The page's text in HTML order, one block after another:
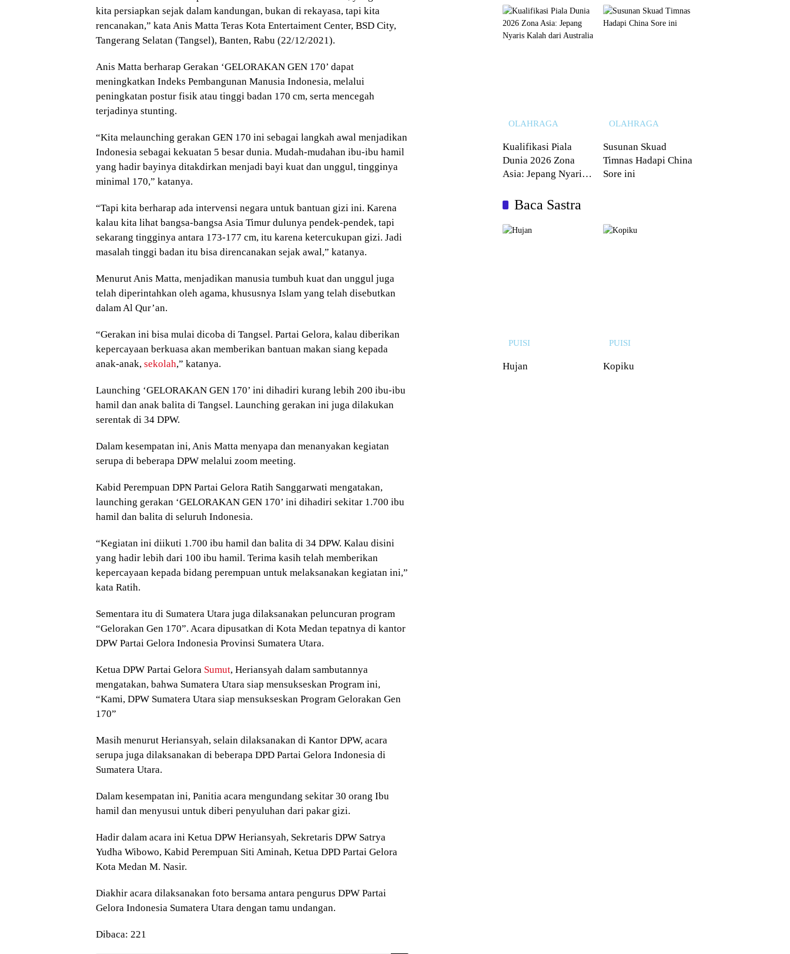
kita persiapkan sejak dalam kandungan, bukan di rekayasa, tapi kita
rencanakan,” kata Anis Matta Teras Kota Entertaiment Center, BSD City,
Tangerang Selatan (Tangsel), Banten, Rabu (22/12/2021).
Anis Matta berharap Gerakan ‘GELORAKAN GEN 170’ dapat
meningkatkan Indeks Pembangunan Manusia Indonesia, melalui
peningkatan postur fisik atau tinggi badan 170 cm, serta mencegah
terjadinya stunting.
“Kita melaunching gerakan GEN 170 ini sebagai langkah awal menjadikan
Indonesia sebagai kekuatan 5 besar dunia. Mudah-mudahan ibu-ibu hamil
yang hadir bayinya ditakdirkan menjadi bayi kuat dan unggul, tingginya
minimal 170,” katanya.
“Tapi kita berharap ada intervensi negara untuk bantuan gizi ini. Karena
kalau kita lihat bangsa-bangsa Asia Timur dulunya pendek-pendek, tapi
sekarang tingginya antara 173-177 cm, itu karena ketercukupan gizi. Jadi
masalah tinggi badan itu bisa direncanakan sejak awal,” katanya.
Menurut Anis Matta, menjadikan manusia tumbuh kuat dan unggul juga
telah diperintahkan oleh agama, khususnya Islam yang telah disebutkan
dalam Al Qur’an.
“Gerakan ini bisa mulai dicoba di Tangsel. Partai Gelora, kalau diberikan
kepercayaan berkuasa akan memberikan bantuan makan siang kepada
anak-anak, sekolah,” katanya.
Launching ‘GELORAKAN GEN 170’ ini dihadiri kurang lebih 200 ibu-ibu
hamil dan anak balita di Tangsel. Launching gerakan ini juga dilakukan
serentak di 34 DPW.
Dalam kesempatan ini, Anis Matta menyapa dan menanyakan kegiatan
serupa di beberapa DPW melalui zoom meeting.
Kabid Perempuan DPN Partai Gelora Ratih Sanggarwati mengatakan,
launching gerakan ‘GELORAKAN GEN 170’ ini dihadiri sekitar 1.700 ibu
hamil dan balita di seluruh Indonesia.
“Kegiatan ini diikuti 1.700 ibu hamil dan balita di 34 DPW. Kalau disini
yang hadir lebih dari 100 ibu hamil. Terima kasih telah memberikan
kepercayaan kepada bidang perempuan untuk melaksanakan kegiatan ini,”
kata Ratih.
Sementara itu di Sumatera Utara juga dilaksanakan peluncuran program
“Gelorakan Gen 170”. Acara dipusatkan di Kota Medan tepatnya di kantor
DPW Partai Gelora Indonesia Provinsi Sumatera Utara.
Ketua DPW Partai Gelora Sumut, Heriansyah dalam sambutannya
mengatakan, bahwa Sumatera Utara siap mensukseskan Program ini,
“Kami, DPW Sumatera Utara siap mensukseskan Program Gelorakan Gen
170”
Masih menurut Heriansyah, selain dilaksanakan di Kantor DPW, acara
serupa juga dilaksanakan di beberapa DPD Partai Gelora Indonesia di
Sumatera Utara.
Dalam kesempatan ini, Panitia acara mengundang sekitar 30 orang Ibu
hamil dan menyusui untuk diberi penyuluhan dari pakar gizi.
Hadir dalam acara ini Ketua DPW Heriansyah, Sekretaris DPW Satrya
Yudha Wibowo, Kabid Perempuan Siti Aminah, Ketua DPD Partai Gelora
Kota Medan M. Nasir.
Diakhir acara dilaksanakan foto bersama antara pengurus DPW Partai
Gelora Indonesia Sumatera Utara dengan tamu undangan.
Dibaca: 221
OLAHRAGA
Kualifikasi Piala
Dunia 2026 Zona
Asia: Jepang Nyaris
OLAHRAGA
Susunan Skuad
Timnas Hadapi China
Sore ini
Baca Sastra
PUISI
Hujan
PUISI
Kopiku